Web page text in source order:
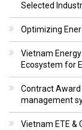
Selected
Optimizing
Vietnam
Ecosystem for
Contract
management
Vietnam ETE &